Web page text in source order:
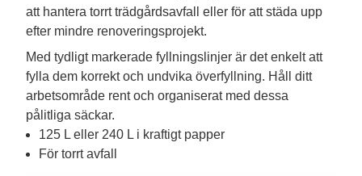
att hantera torrt trädgårdsavfall eller för att städa upp
efter mindre renoveringsprojekt.
Med tydligt markerade fyllningslinjer är det enkelt att
fylla dem korrekt och undvika överfyllning. Håll ditt
arbetsområde rent och organiserat med dessa
pålitliga säckar.
125 L eller 240 L i kraftigt papper
För torrt avfall